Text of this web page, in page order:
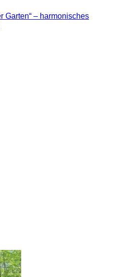
Garten“ – harmonisches